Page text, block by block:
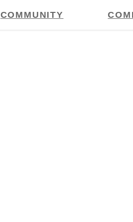
COMMUNITY